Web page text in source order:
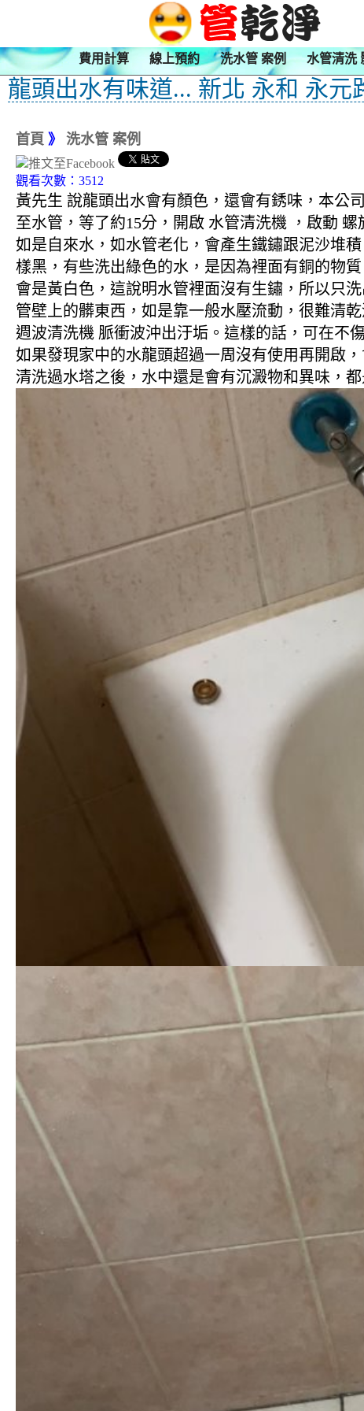
費用計算 線上預約 洗水管 案例 水管清洗
龍頭出水有味道... 新北 永和 永元
首頁 》 洗水管 案例
觀看次數：3512
黃先生 說龍頭出水會有顏色，還會有銹味，本公
至水管，等了約15分，開啟 水管清洗機 ，啟動
如是自來水，如水管老化，會產生鐵鏽跟泥沙堆
樣黑，有些洗出綠色的水，是因為裡面有銅的物
會是黃白色，這說明水管裡面沒有生鏽，所以只
管壁上的髒東西，如是靠一般水壓流動，很難清
週波清洗機 脈衝波沖出汙垢。這樣的話，可在不
如果發現家中的水龍頭超過一周沒有使用再開啟
清洗過水塔之後，水中還是會有沉澱物和異味，